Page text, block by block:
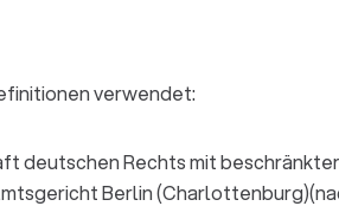
verwendet:
deutschen Rechts mit
Berlin